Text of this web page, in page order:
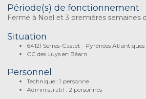
Période(s) de fonctionnement
Fermé à Noël et 3 premières semaines
Situation
64121 Serres-Castet - Pyrénées Atlantiques
CC des Luys en Béarn
Personnel
Technique : 1 personne
Administratif : 2 personnes